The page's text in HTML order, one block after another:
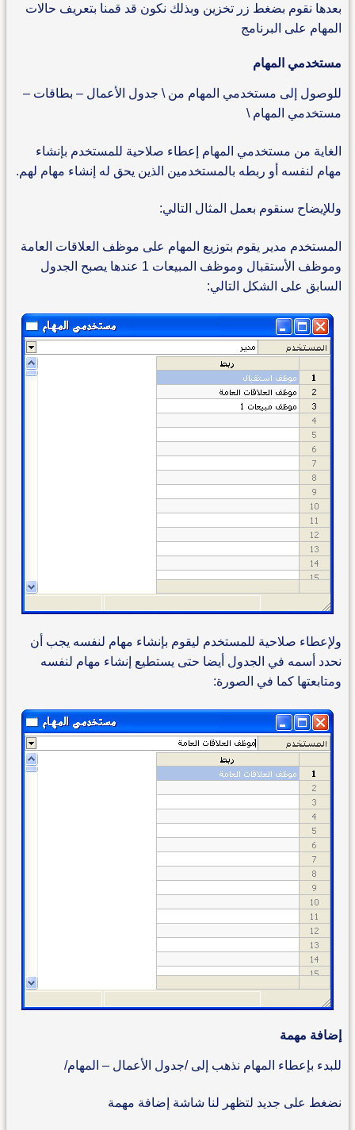
بعدها نقوم بضغط زر تخزين وبذلك نكون قد قمنا بتعريف حالات
المهام على البرنامج
مستخدمي المهام
للوصول إلى مستخدمي المهام من \ جدول الأعمال – بطاقات –
مستخدمي المهام \
الغاية من مستخدمي المهام إعطاء صلاحية للمستخدم بإنشاء
مهام لنفسه أو ربطه بالمستخدمين الذين يحق له إنشاء مهام لهم.
وللإيضاح سنقوم بعمل المثال التالي:
المستخدم مدير يقوم بتوزيع المهام على موظف العلاقات العامة
وموظف الأستقبال وموظف المبيعات 1 عندها يصبح الجدول
السابق على الشكل التالي:
ولإعطاء صلاحية للمستخدم ليقوم بإنشاء مهام لنفسه يجب أن
نحدد أسمه في الجدول أيضا حتى يستطيع إنشاء مهام لنفسه
ومتابعتها كما في الصورة:
إضافة مهمة
للبدء بإعطاء المهام نذهب إلى /جدول الأعمال – المهام/
نضغط على جديد لتظهر لنا شاشة إضافة مهمة